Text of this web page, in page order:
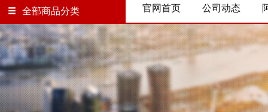
全部商品分类 官网首页 公司动态